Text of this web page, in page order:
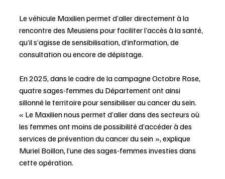
Le véhicule Maxilien permet d’aller directement à la
rencontre des Meusiens pour faciliter l’accès à la santé,
qu’il s’agisse de sensibilisation, d’information, de
consultation ou encore de dépistage.
En 2025, dans le cadre de la campagne Octobre Rose,
quatre sages-femmes du Département ont ainsi
sillonné le territoire pour sensibiliser au cancer du sein.
« Le Maxilien nous permet d’aller dans des secteurs où
les femmes ont moins de possibilité d’accéder à des
services de prévention du cancer du sein », explique
Muriel Boillon, l’une des sages-femmes investies dans
cette opération.